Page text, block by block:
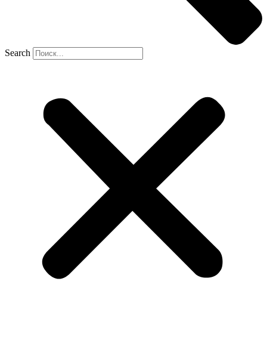
Search